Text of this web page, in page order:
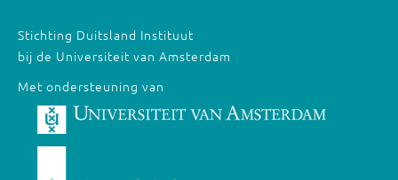
Stichting Duitsland Instituut
bij de Universiteit van Amsterdam
Met ondersteuning van